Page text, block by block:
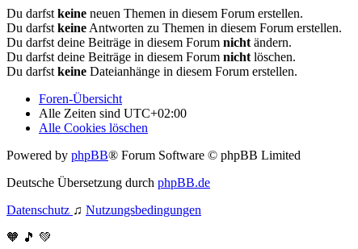
Du darfst keine neuen Themen in diesem Forum erstellen.
Du darfst keine Antworten zu Themen in diesem Forum erstellen.
Du darfst deine Beiträge in diesem Forum nicht ändern.
Du darfst deine Beiträge in diesem Forum nicht löschen.
Du darfst keine Dateianhänge in diesem Forum erstellen.
Foren-Übersicht
Alle Zeiten sind UTC+02:00
Alle Cookies löschen
Powered by phpBB® Forum Software © phpBB Limited
Deutsche Übersetzung durch phpBB.de
Datenschutz ♫ Nutzungsbedingungen
🧡 🎵 💚